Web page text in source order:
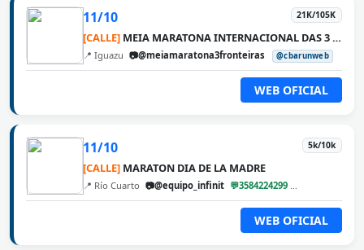
11/10 21K/105K
[CALLE] MEIA MARATONA INTERNACIONAL DAS 3 FRONTEIRAS
📍 Iguazu 📷@meiamaratona3fronteiras @cbarunweb
WEB OFICIAL
11/10 5k/10k
[CALLE] MARATON DIA DE LA MADRE
📍 Río Cuarto 📷@equipo_infinit 💬3584224299
WEB OFICIAL